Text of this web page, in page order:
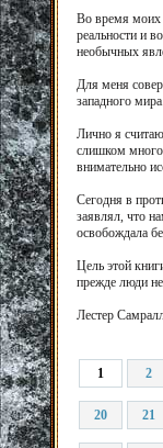
Во время моих
реальности и
необычных
Для меня
западного мира.
Лично я
слишком
внимательно
Сегодня в
заявлял, что
освобождала
Цель этой
прежде люди
Лестер
1 2
20 21